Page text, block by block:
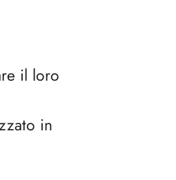
il loro
in